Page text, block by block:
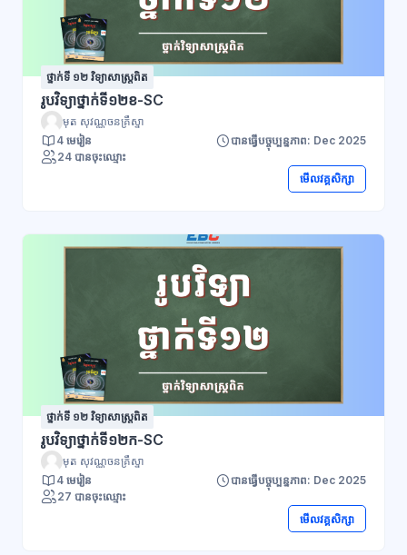
ថ្នាក់ទី ១២ វិទ្យាសាស្រ្តពិត
រូបវិទ្យាថ្នាក់ទី១២ខ-SC
មុត សុវណ្ណចនគ្រឹស្នា
4 មេរៀន
បានធ្វើបច្ចុប្បន្នភាព: Dec 2025
24 បានចុះឈ្មោះ
មើលវគ្គសិក្សា
ថ្នាក់ទី ១២ វិទ្យាសាស្រ្តពិត
រូបវិទ្យាថ្នាក់ទី១២ក-SC
មុត សុវណ្ណចនគ្រឹស្នា
4 មេរៀន
បានធ្វើបច្ចុប្បន្នភាព: Dec 2025
27 បានចុះឈ្មោះ
មើលវគ្គសិក្សា